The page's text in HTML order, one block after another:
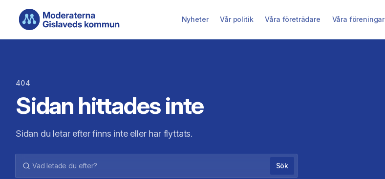
Nyheter Vår politik Våra företrädare Våra föreningar
404
Sidan hittades inte
Sidan du letar efter finns inte eller har flyttats.
Sök